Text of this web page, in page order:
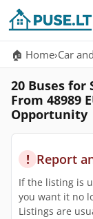
🏠 Home›Car
20 Buses
From 48989
Opportunity
! Report
If the listing is
you want it no
Listings are